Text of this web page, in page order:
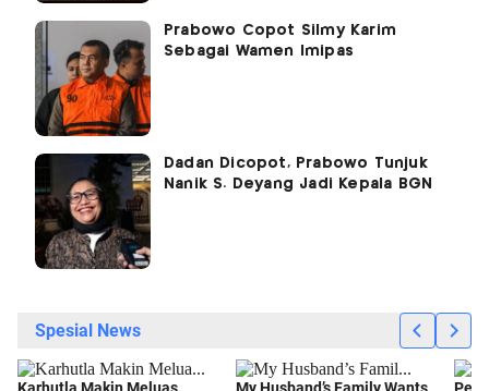
Prabowo Copot Silmy Karim
Sebagai Wamen Imipas
Dadan Dicopot, Prabowo Tunjuk
Nanik S. Deyang Jadi Kepala BGN